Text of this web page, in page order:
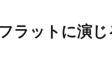
ラットに演